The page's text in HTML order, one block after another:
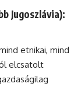
Jugoszlávia):
etnikai, mind
elcsatolt